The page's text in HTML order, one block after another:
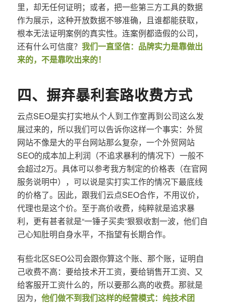
里，却无任何证明；或者，把一些第三方工具的数据
作为展示，这种开放数据不够准确，且谁都能获取，
根本无法证明案例的真实性。连案例都造假的公司，
还有什么可信度？ 我们一直坚信：品牌实力是靠做出
来的，不是靠吹出来的！
四、摒弃暴利套路收费方式
云点SEO是实打实地从个人到工作室再到公司这么发
展过来的，所以我们可以告诉你这样一个事实：外贸
网站不像是大的平台网站那么复杂，一个外贸网站
SEO的成本加上利润（不追求暴利的情况下）一般不
会超过2万。具体可以参考我方制定的价格表（在官网
服务说明中），可以说是实打实工作的情况下最底线
的价格了。因此，跟我们云点SEO合作，不用议价，
代理也是这个价。至于高价收费，纯粹就是追求暴
利，更有甚者就是“一锤子买卖”狠狠收割一波，他们自
己心知肚明自身水平，不指望有长期合作。
有些北区SEO公司会跟你算这个账、那个账，证明自
己收费不高：要给技术开工资，要给销售开工资、又
给客服开工资什么的，所以要那么高的收费。那就是
因为， 他们做不到我们这样的经营模式：纯技术团